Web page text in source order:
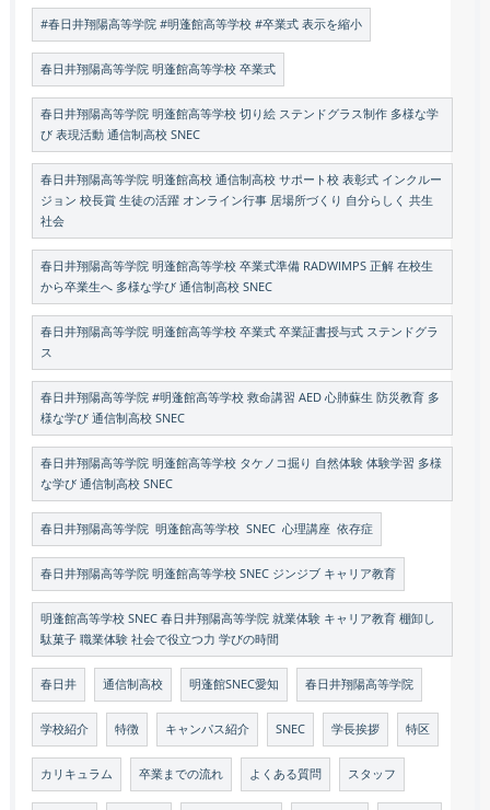
#春日井翔陽高等学院 #明蓬館高等学校 #卒業式 表示を縮小
春日井翔陽高等学院 明蓬館高等学校 卒業式
春日井翔陽高等学院 明蓬館高等学校 切り絵 ステンドグラス制作 多様な学
び 表現活動 通信制高校 SNEC
春日井翔陽高等学院 明蓬館高校 通信制高校 サポート校 表彰式 インクルー
ジョン 校長賞 生徒の活躍 オンライン行事 居場所づくり 自分らしく 共生
社会
春日井翔陽高等学院 明蓬館高等学校 卒業式準備 RADWIMPS 正解 在校生
から卒業生へ 多様な学び 通信制高校 SNEC
春日井翔陽高等学院 明蓬館高等学校 卒業式 卒業証書授与式 ステンドグラ
ス
春日井翔陽高等学院 #明蓬館高等学校 救命講習 AED 心肺蘇生 防災教育 多
様な学び 通信制高校 SNEC
春日井翔陽高等学院 明蓬館高等学校 タケノコ掘り 自然体験 体験学習 多様
な学び 通信制高校 SNEC
春日井翔陽高等学院 明蓬館高等学校 SNEC 心理講座 依存症
春日井翔陽高等学院 明蓬館高等学校 SNEC ジンジブ キャリア教育
明蓬館高等学校 SNEC 春日井翔陽高等学院 就業体験 キャリア教育 棚卸し
駄菓子 職業体験 社会で役立つ力 学びの時間
春日井 通信制高校 明蓬館SNEC愛知 春日井翔陽高等学院
学校紹介 特徴 キャンパス紹介 SNEC 学長挨拶 特区
カリキュラム 卒業までの流れ よくある質問 スタッフ